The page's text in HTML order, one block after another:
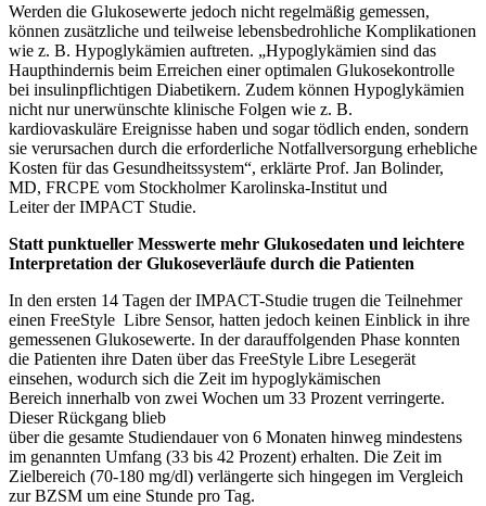
Werden die Glukosewerte jedoch nicht regelmäßig gemessen,
können zusätzliche und teilweise lebensbedrohliche Komplikationen
wie z. B. Hypoglykämien auftreten. „Hypoglykämien sind das
Haupthindernis beim Erreichen einer optimalen Glukosekontrolle
bei insulinpflichtigen Diabetikern. Zudem können Hypoglykämien
nicht nur unerwünschte klinische Folgen wie z. B.
kardiovaskuläre Ereignisse haben und sogar tödlich enden, sondern
sie verursachen durch die erforderliche Notfallversorgung erhebliche
Kosten für das Gesundheitssystem“, erklärte Prof. Jan Bolinder,
MD, FRCPE vom Stockholmer Karolinska-Institut und
Leiter der IMPACT Studie.
Statt punktueller Messwerte mehr Glukosedaten und leichtere
Interpretation der Glukoseverläufe durch die Patienten
In den ersten 14 Tagen der IMPACT-Studie trugen die Teilnehmer
einen FreeStyle Libre Sensor, hatten jedoch keinen Einblick in ihre
gemessenen Glukosewerte. In der darauffolgenden Phase konnten
die Patienten ihre Daten über das FreeStyle Libre Lesegerät
einsehen, wodurch sich die Zeit im hypoglykämischen
Bereich innerhalb von zwei Wochen um 33 Prozent verringerte.
Dieser Rückgang blieb
über die gesamte Studiendauer von 6 Monaten hinweg mindestens
im genannten Umfang (33 bis 42 Prozent) erhalten. Die Zeit im
Zielbereich (70-180 mg/dl) verlängerte sich hingegen im Vergleich
zur BZSM um eine Stunde pro Tag.